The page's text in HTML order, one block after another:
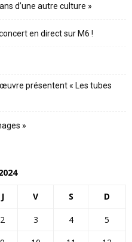
d’une autre culture »
en direct sur M6 !
présentent « Les tubes
»
J V S D
2 3 4
5